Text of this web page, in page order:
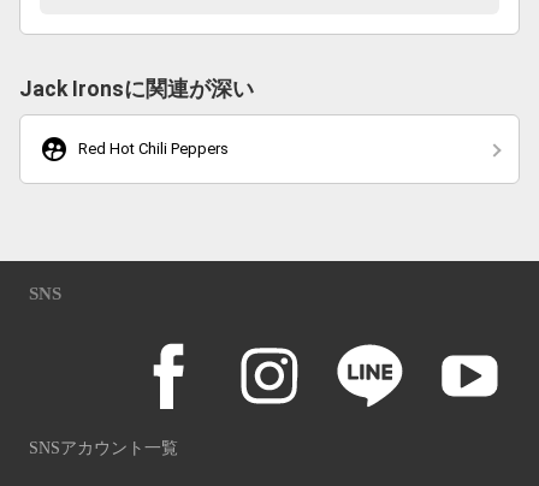
Jack Ironsに関連が深い
supervised_user_circle Red Hot Chili Peppers
SNS
SNSアカウント一覧